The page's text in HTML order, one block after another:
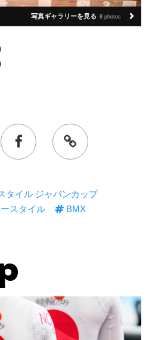
写真ギャラリーを見る 8 photos
タイル ジャパンカップ
スタイル
BMX